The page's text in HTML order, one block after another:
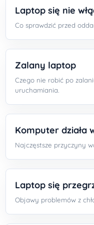
Laptop się nie
Co sprawdzić przed
Zalany laptop
Czego nie robić po
uruchamiania.
Komputer działa
Najczęstsze przyczyny
Laptop się
Objawy problemów z